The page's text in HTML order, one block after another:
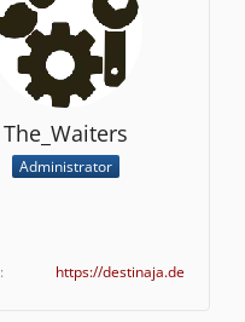
The_Waiters
Administrator
https://destinaja.de